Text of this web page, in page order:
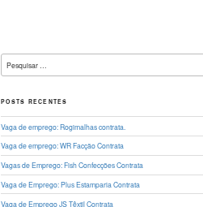
Pesquisar
por:
POSTS RECENTES
Vaga de emprego: Rogimalhas contrata.
Vaga de emprego: WR Facção Contrata
Vagas de Emprego: Fish Confecções Contrata
Vaga de Emprego: Plus Estamparia Contrata
Vaga de Emprego JS Têxtil Contrata